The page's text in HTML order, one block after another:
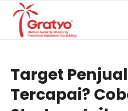
Target
Tercapai?